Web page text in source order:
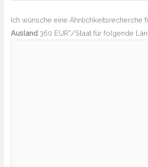
Ich wünsche eine Ähnlichkeitsrecherche
Ausland 360 EUR*/Staat für folgende